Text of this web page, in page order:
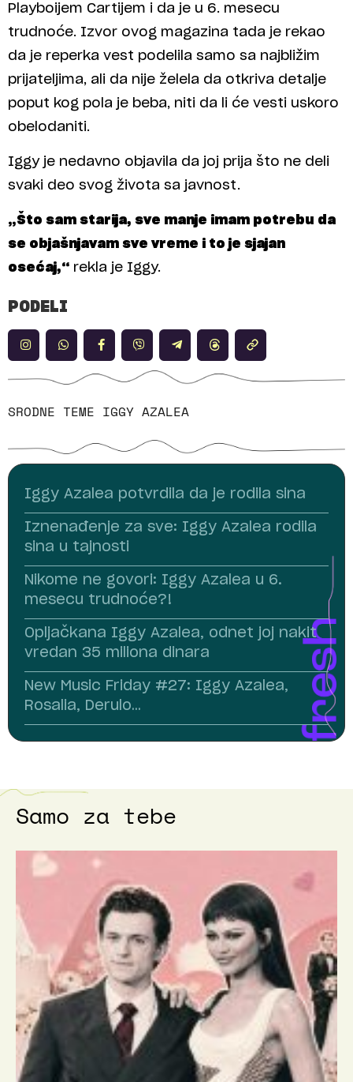
Playboijem Cartijem i da je u 6. mesecu
trudnoće. Izvor ovog magazina tada je rekao
da je reperka vest podelila samo sa najbližim
prijateljima, ali da nije želela da otkriva detalje
poput kog pola je beba, niti da li će vesti uskoro
obelodaniti.
Iggy je nedavno objavila da joj prija što ne deli
svaki deo svog života sa javnost.
„Što sam starija, sve manje imam potrebu da
se objašnjavam sve vreme i to je sjajan
osećaj,“ rekla je Iggy.
PODELI
SRODNE TEME IGGY AZALEA
Iggy Azalea potvrdila da je rodila sina
Iznenađenje za sve: Iggy Azalea rodila
sina u tajnosti
Nikome ne govori: Iggy Azalea u 6.
mesecu trudnoće?!
Opljačkana Iggy Azalea, odnet joj nakit
vredan 35 miliona dinara
New Music Friday #27: Iggy Azalea,
Rosalia, Derulo…
Samo za tebe